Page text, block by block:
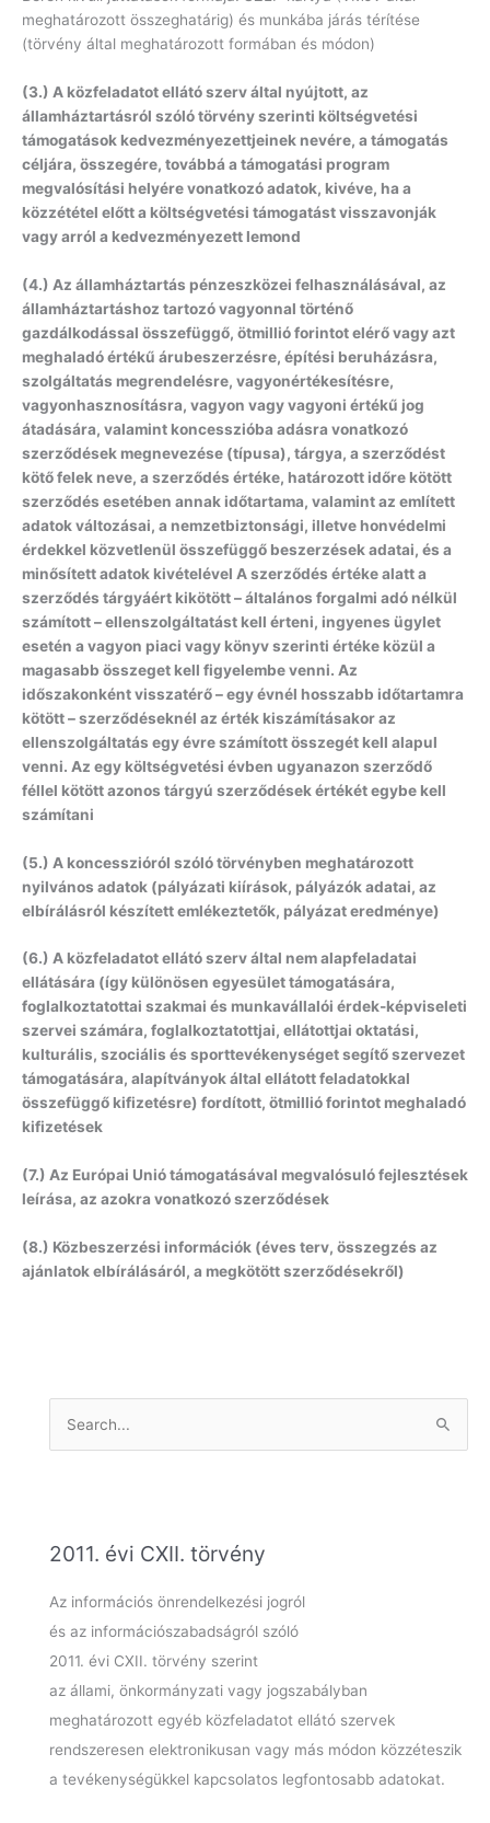
meghatározott összeghatárig) és munkába járás térítése
(törvény által meghatározott formában és módon)
(3.) A közfeladatot ellátó szerv által nyújtott, az
államháztartásról szóló törvény szerinti költségvetési
támogatások kedvezményezettjeinek nevére, a támogatás
céljára, összegére, továbbá a támogatási program
megvalósítási helyére vonatkozó adatok, kivéve, ha a
közzététel előtt a költségvetési támogatást visszavonják
vagy arról a kedvezményezett lemond
(4.) Az államháztartás pénzeszközei felhasználásával, az
államháztartáshoz tartozó vagyonnal történő
gazdálkodással összefüggő, ötmillió forintot elérő vagy azt
meghaladó értékű árubeszerzésre, építési beruházásra,
szolgáltatás megrendelésre, vagyonértékesítésre,
vagyonhasznosításra, vagyon vagy vagyoni értékű jog
átadására, valamint koncesszióba adásra vonatkozó
szerződések megnevezése (típusa), tárgya, a szerződést
kötő felek neve, a szerződés értéke, határozott időre kötött
szerződés esetében annak időtartama, valamint az említett
adatok változásai, a nemzetbiztonsági, illetve honvédelmi
érdekkel közvetlenül összefüggő beszerzések adatai, és a
minősített adatok kivételével A szerződés értéke alatt a
szerződés tárgyáért kikötött – általános forgalmi adó nélkül
számított – ellenszolgáltatást kell érteni, ingyenes ügylet
esetén a vagyon piaci vagy könyv szerinti értéke közül a
magasabb összeget kell figyelembe venni. Az
időszakonként visszatérő – egy évnél hosszabb időtartamra
kötött – szerződéseknél az érték kiszámításakor az
ellenszolgáltatás egy évre számított összegét kell alapul
venni. Az egy költségvetési évben ugyanazon szerződő
féllel kötött azonos tárgyú szerződések értékét egybe kell
számítani
(5.) A koncesszióról szóló törvényben meghatározott
nyilvános adatok (pályázati kiírások, pályázók adatai, az
elbírálásról készített emlékeztetők, pályázat eredménye)
(6.) A közfeladatot ellátó szerv által nem alapfeladatai
ellátására (így különösen egyesület támogatására,
foglalkoztatottai szakmai és munkavállalói érdek-képviseleti
szervei számára, foglalkoztatottjai, ellátottjai oktatási,
kulturális, szociális és sporttevékenységet segítő szervezet
támogatására, alapítványok által ellátott feladatokkal
összefüggő kifizetésre) fordított, ötmillió forintot meghaladó
kifizetések
(7.) Az Európai Unió támogatásával megvalósuló fejlesztések
leírása, az azokra vonatkozó szerződések
(8.) Közbeszerzési információk (éves terv, összegzés az
ajánlatok elbírálásáról, a megkötött szerződésekről)
h
2011. évi CXII. törvény
Az információs önrendelkezési jogról
és az információszabadságról szóló
2011. évi CXII. törvény szerint
az állami, önkormányzati vagy jogszabályban
meghatározott egyéb közfeladatot ellátó szervek
rendszeresen elektronikusan vagy más módon közzéteszik
a tevékenységükkel kapcsolatos legfontosabb adatokat.